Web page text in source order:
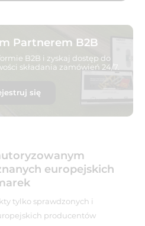
Partnerem B2B
B2B i zyskaj dostęp do
składania zamówień 24/7.
się
europejskich
tylko sprawdzonych i
producentów